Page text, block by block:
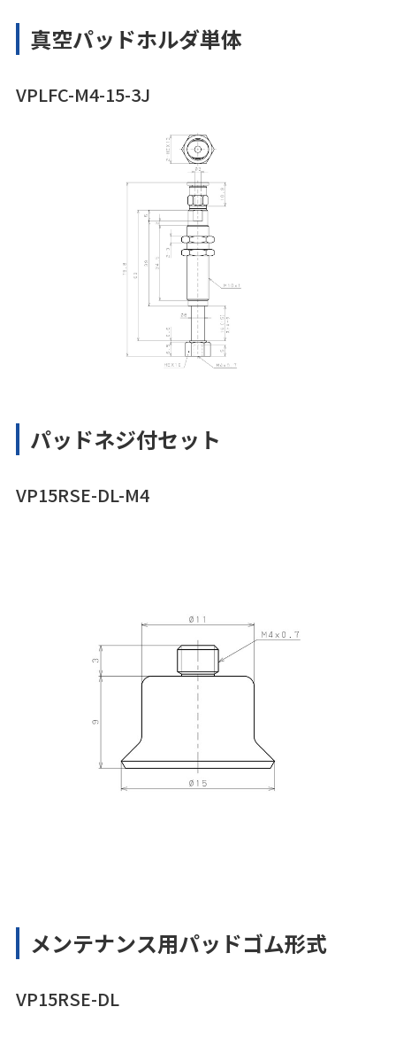
真空パッドホルダ単体
VPLFC-M4-15-3J
パッドネジ付セット
VP15RSE-DL-M4
メンテナンス用パッドゴム形式
VP15RSE-DL